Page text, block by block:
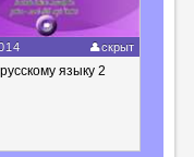
скрыт
языку 2